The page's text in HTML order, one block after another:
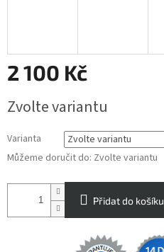
2 100 Kč
cena:
Zvolte variantu
Varianta
Můžeme doručit do: Zvolte variantu
Přidat do košíku